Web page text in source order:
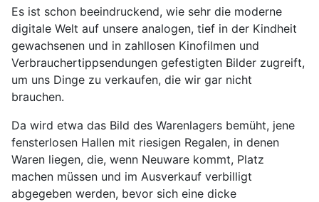
Es ist schon beeindruckend, wie sehr die moderne
digitale Welt auf unsere analogen, tief in der Kindheit
gewachsenen und in zahllosen Kinofilmen und
Verbrauchertippsendungen gefestigten Bilder zugreift,
um uns Dinge zu verkaufen, die wir gar nicht
brauchen.
Da wird etwa das Bild des Warenlagers bemüht, jene
fensterlosen Hallen mit riesigen Regalen, in denen
Waren liegen, die, wenn Neuware kommt, Platz
machen müssen und im Ausverkauf verbilligt
abgegeben werden, bevor sich eine dicke